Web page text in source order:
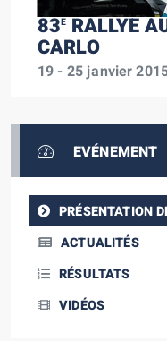
83ERALLYE
CARLO
19 - 25 janvier
EVÉNEMENT
PRÉSENTATION
ACTUALITÉS
RÉSULTATS
VIDÉOS